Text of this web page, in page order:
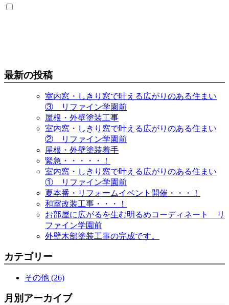
最新の投稿
室内窓・しきり窓で叶える広がりのある住まい
③ リファイン学園前
屋根・外壁塗装工事
室内窓・しきり窓で叶える広がりのある住まい
② リファイン学園前
屋根・外壁塗装着手
緊急・・・・・！
室内窓・しきり窓で叶える広がりのある住まい
① リファイン学園前
夏本番・リフォームイベント開催・・・！
和室改装工事・・・！
お部屋に広がるを生む明るめコーディネート リ
ファイン学園前
外壁木部塗装工事の完成です。
カテゴリー
その他 (26)
月別アーカイブ